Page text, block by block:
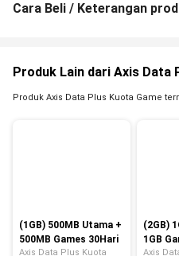
Cara Beli / Keterangan
Produk Lain dari Axis Data
Produk Axis Data Plus Kuota Game
(1GB) 500MB Utama +
500MB Games 30Hari
Axis Data Plus Kuota
(2GB)
1GB
Axis